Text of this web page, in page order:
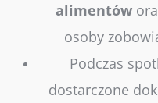
alimentów
osoby
Podczas
dostarczone